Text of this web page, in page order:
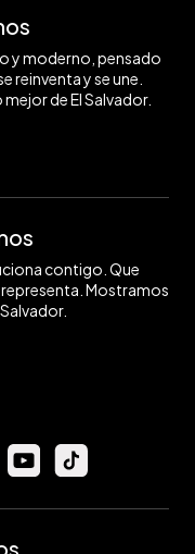
y moderno, pensado
reinventa y se une.
de El Salvador.
contigo. Que
Mostramos